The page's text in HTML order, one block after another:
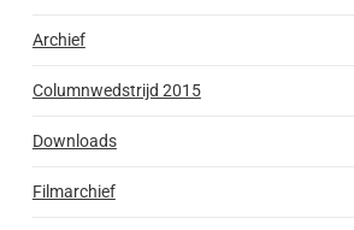
Archief
Columnwedstrijd 2015
Downloads
Filmarchief